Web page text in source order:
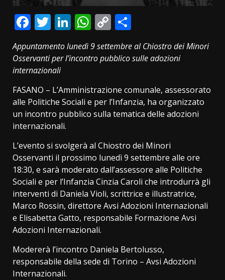
Facebook
Twitter
LinkedIn
WhatsApp
Copy
Link
Appuntamento lunedì 9 settembre al Chiostro dei Minori
Osservanti per l’incontropubblico sulle adozioni
internazionali
FASANO – L’Amministrazione comunale, assessorato
alle Politiche Sociali e per l’Infanzia, ha organizzato
un incontro pubblico sulla tematica delle adozioni
internazionali.
L’evento si svolgerà al Chiostro dei Minori
Osservanti il prossimo lunedì 9 settembre alle ore
18:30, e sarà moderato dall’assessore alle Politiche
Sociali e per l’Infanzia Cinzia Caroli che introdurrà gli
interventi di Daniela Violi, scrittrice e illustratrice,
Marco Rossin, direttore Avsi Adozioni Internazionali
e Elisabetta Gatto, responsabile Formazione Avsi
Adozioni Internazionali.
Modererà l’incontro Daniela Bertolusso,
responsabile della sede di Torino – Avsi Adozioni
Internazionali.